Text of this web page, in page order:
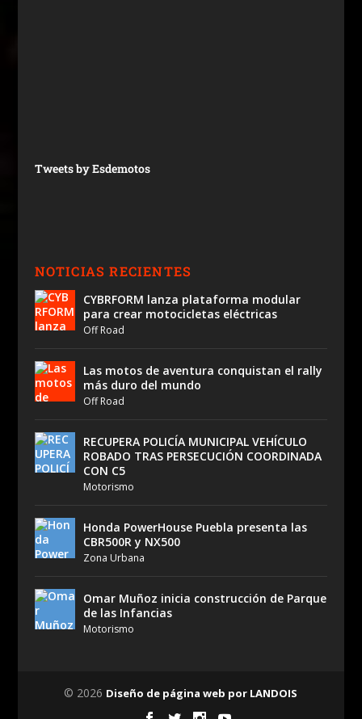
Tweets by Esdemotos
NOTICIAS RECIENTES
CYBRFORM lanza plataforma modular
para crear motocicletas eléctricas
Off Road
Las motos de aventura conquistan el rally
más duro del mundo
Off Road
RECUPERA POLICÍA MUNICIPAL VEHÍCULO
ROBADO TRAS PERSECUCIÓN COORDINADA
CON C5
Motorismo
Honda PowerHouse Puebla presenta las
CBR500R y NX500
Zona Urbana
Omar Muñoz inicia construcción de Parque
de las Infancias
Motorismo
© 2026 Diseño de página web por LANDOIS